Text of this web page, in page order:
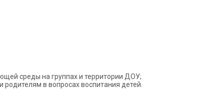
среды на группах и территории ДОУ;
в вопросах воспитания детей.